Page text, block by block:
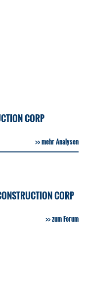
CORP
mehr Analysen
CORP
zum Forum